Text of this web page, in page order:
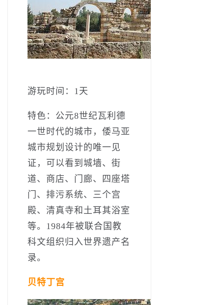
游玩时间：1天
特色：公元8世纪瓦利德
一世时代的城市，倭马亚
城市规划设计的唯一见
证，可以看到城墙、街
道、商店、门廊、四座塔
门、排污系统、三个宫
殿、清真寺和土耳其浴室
等。1984年被联合国教
科文组织归入世界遗产名
录。
贝特丁宫